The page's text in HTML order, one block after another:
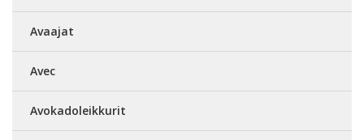
Avaajat
Avec
Avokadoleikkurit